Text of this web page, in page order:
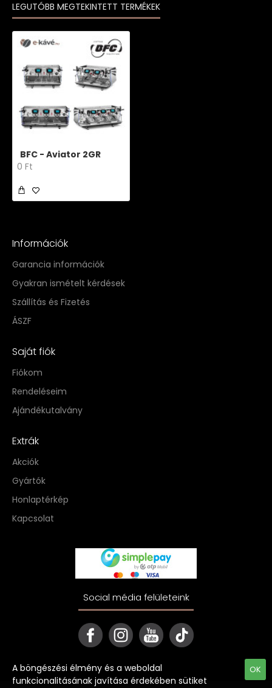
LEGUTÓBB MEGTEKINTETT TERMÉKEK
BFC - Aviator 2GR
0 Ft
Információk
Garancia információk
Gyakran ismételt kérdések
Szállítás és Fizetés
ÁSZF
Saját fiók
Fiókom
Rendeléseim
Ajándékutalvány
Extrák
Akciók
Gyártók
Honlaptérkép
Kapcsolat
Social média felületeink
OK
A böngészési élmény és a weboldal
funkcionalitásának javítása érdekében sütiket